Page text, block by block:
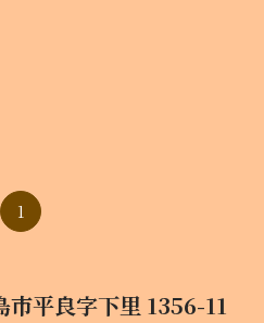
1
市平良字下里 1356-11